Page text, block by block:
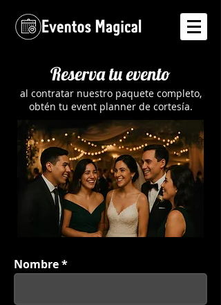
Reserva tu evento
al contratar nuestro paquete completo,
obtén tu event planner de cortesía.
Nombre